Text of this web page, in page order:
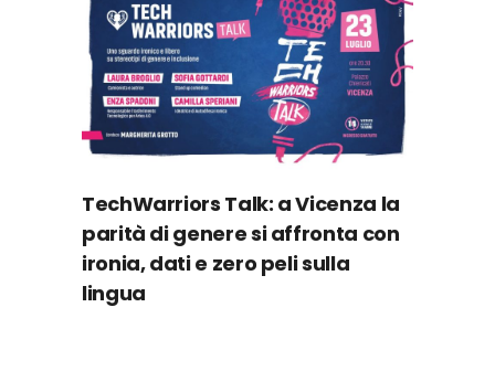
TechWarriors Talk: a Vicenza la
parità di genere si affronta con
ironia, dati e zero peli sulla
lingua